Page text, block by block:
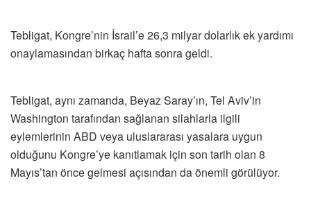
Tebligat, Kongre’nin İsrail’e 26,3 milyar dolarlık ek yardımı
onaylamasından birkaç hafta sonra geldi.
Tebligat, aynı zamanda, Beyaz Saray’ın, Tel Aviv’in
Washington tarafından sağlanan silahlarla ilgili
eylemlerinin ABD veya uluslararası yasalara uygun
olduğunu Kongre’ye kanıtlamak için son tarih olan 8
Mayıs’tan önce gelmesi açısından da önemli görülüyor.